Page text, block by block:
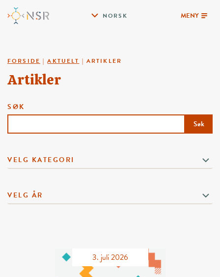
NORSK MENY
FORSIDE |AKTUELT | ARTIKLER
Artikler
SØK
Søk
VELG KATEGORI
VELG ÅR
3. juli 2026